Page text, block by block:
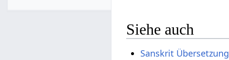
Siehe auch
Sanskrit Übersetzung